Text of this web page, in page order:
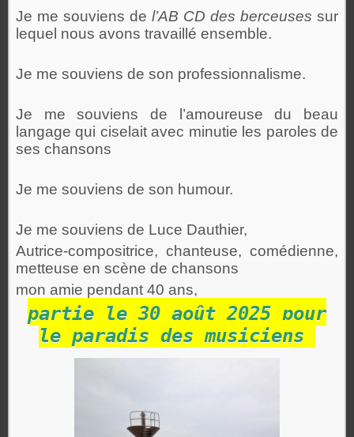
Je me souviens de l’AB CD des berceuses sur
lequel nous avons travaillé ensemble.
Je me souviens de son professionnalisme.
Je me souviens de l’amoureuse du beau
langage qui ciselait avec minutie les paroles de
ses chansons
Je me souviens de son humour.
Je me souviens de Luce Dauthier,
Autrice-compositrice, chanteuse, comédienne,
metteuse en scène de chansons
mon amie pendant 40 ans,
partie le 30 août 2025 pour
le paradis des musiciens